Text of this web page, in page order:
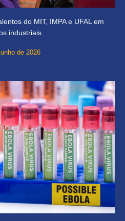
do MIT, IMPA e UFAL em
industriais
de 2026